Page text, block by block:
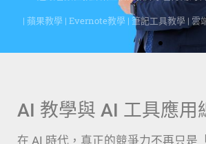
AI 教學與 AI 工具應用
在 AI 時代，真正的競爭力不再只是